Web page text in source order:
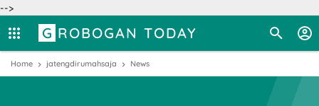
-->
GROBOGAN TODAY
Home jatengdirumahsaja News